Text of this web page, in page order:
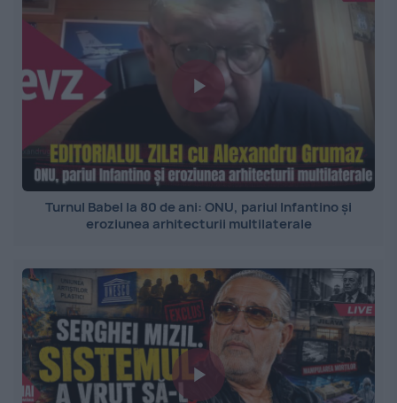
Turnul Babel la 80 de ani: ONU, pariul Infantino și
eroziunea arhitecturii multilaterale